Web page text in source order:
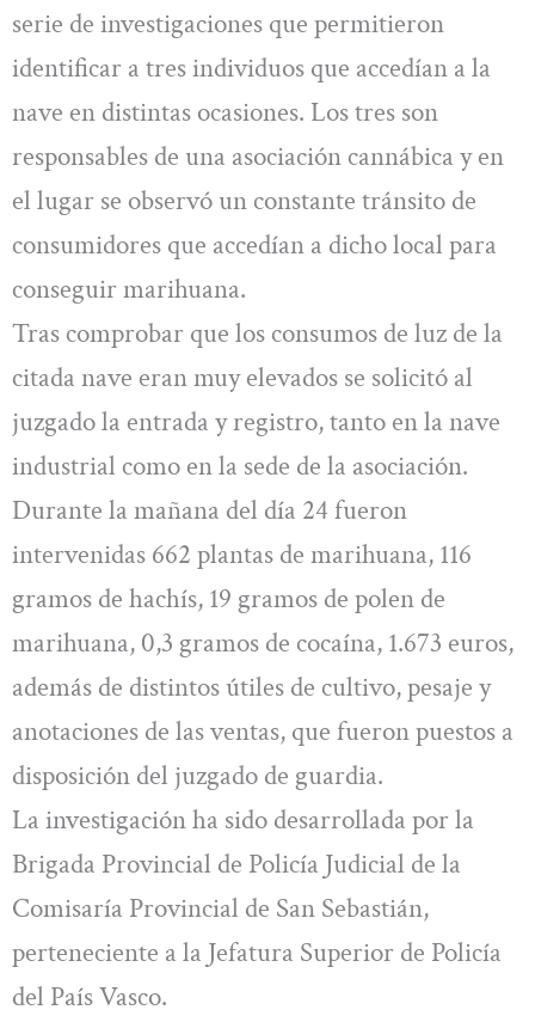
serie de investigaciones que permitieron
identificar a tres individuos que accedían a la
nave en distintas ocasiones. Los tres son
responsables de una asociación cannábica y en
el lugar se observó un constante tránsito de
consumidores que accedían a dicho local para
conseguir marihuana.
Tras comprobar que los consumos de luz de la
citada nave eran muy elevados se solicitó al
juzgado la entrada y registro, tanto en la nave
industrial como en la sede de la asociación.
Durante la mañana del día 24 fueron
intervenidas 662 plantas de marihuana, 116
gramos de hachís, 19 gramos de polen de
marihuana, 0,3 gramos de cocaína, 1.673 euros,
además de distintos útiles de cultivo, pesaje y
anotaciones de las ventas, que fueron puestos a
disposición del juzgado de guardia.
La investigación ha sido desarrollada por la
Brigada Provincial de Policía Judicial de la
Comisaría Provincial de San Sebastián,
perteneciente a la Jefatura Superior de Policía
del País Vasco.